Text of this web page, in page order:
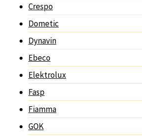
Crespo
Dometic
Dynavin
Ebeco
Elektrolux
Fasp
Fiamma
GOK